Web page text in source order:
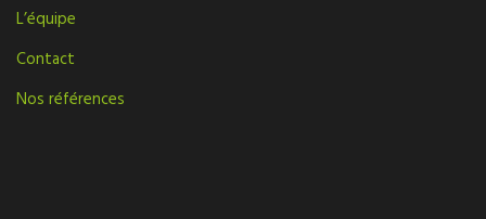
L’équipe
Contact
Nos références